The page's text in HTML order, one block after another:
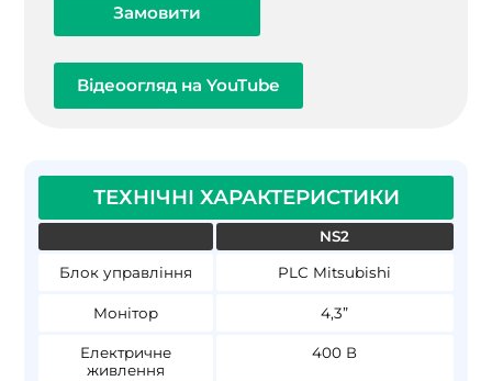
Замовити
Відеоогляд на YouTube
ТЕХНІЧНІ ХАРАКТЕРИСТИКИ
NS2
Блок управління PLC Mitsubishi
Монітор 4,3”
Електричне
живлення
400 В